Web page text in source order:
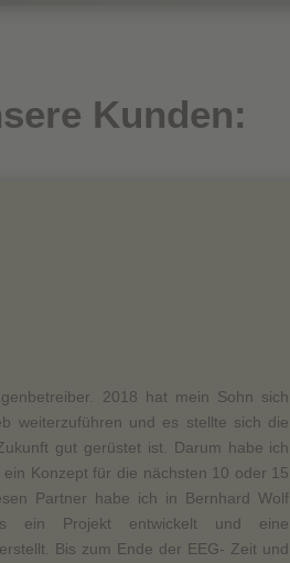
Kunden:
2018 hat mein Sohn sich
weiterzuführen und es stellte sich die
gut gerüstet ist. Darum habe ich
Konzept für die nächsten 10 oder 15
Partner habe ich in Bernhard Wolf
ein Projekt entwickelt und eine
Bis zum Ende der EEG- Zeit und